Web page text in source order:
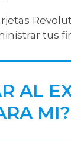
tus
AL
MI?